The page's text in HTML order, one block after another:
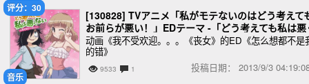
音乐
评分：30
[130828] TVアニメ「私がモテないのはどう考えて
お前らが悪い！」EDテーマ -「どう考えても私は悪
ない」／黒木智子(CV.橘田いずみ) (320K
动画《我不受欢迎。。。《丧女》的ED《怎么想都不是
的错》
9533 1 投稿日期： 2013/9/3